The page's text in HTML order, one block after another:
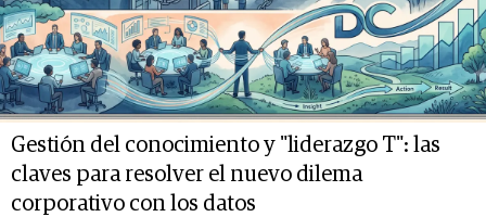
Gestión del conocimiento y "liderazgo T": las
claves para resolver el nuevo dilema
corporativo con los datos